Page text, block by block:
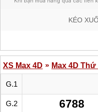
KÉO
XS Max 4D » Max 4D Thứ
G.1
G.2 6788